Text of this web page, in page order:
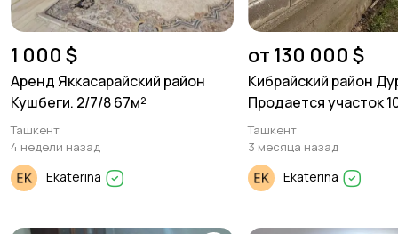
1 000 $
Аренд Яккасарайский район
Кушбеги. 2/7/8 67м²
Ташкент
4 недели назад
Ekaterina
от 130 000 $
Кибрайский район
Продается участок
Ташкент
3 месяца назад
Ekaterina